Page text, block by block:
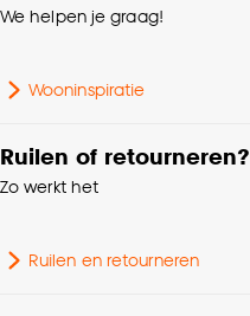
We helpen je graag!
Wooninspiratie
Ruilen of retourneren?
Zo werkt het
Ruilen en retourneren